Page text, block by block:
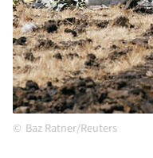
Baz Ratner/Reuters